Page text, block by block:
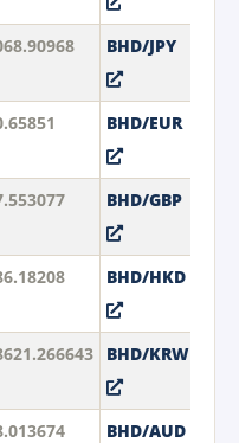
BHD/JPY
BHD/EUR
BHD/GBP
BHD/HKD
BHD/KRW
BHD/AUD